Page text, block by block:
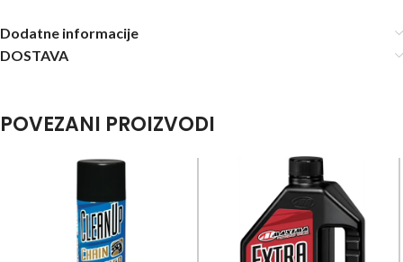
Dodatne informacije
DOSTAVA
POVEZANI PROIZVODI